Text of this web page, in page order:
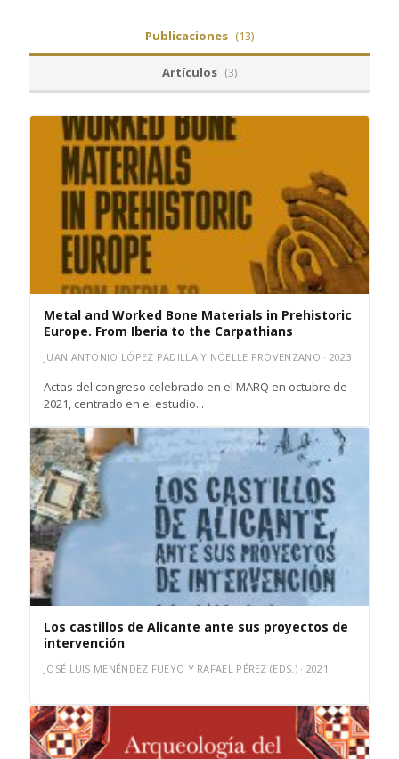
Publicaciones (13)
Artículos (3)
Metal and Worked Bone Materials in Prehistoric
Europe. From Iberia to the Carpathians
JUAN ANTONIO LÓPEZ PADILLA Y NÖELLE PROVENZANO · 2023
Actas del congreso celebrado en el MARQ en octubre de
2021, centrado en el estudio...
Los castillos de Alicante ante sus proyectos de
intervención
JOSÉ LUIS MENÉNDEZ FUEYO Y RAFAEL PÉREZ (EDS.) · 2021